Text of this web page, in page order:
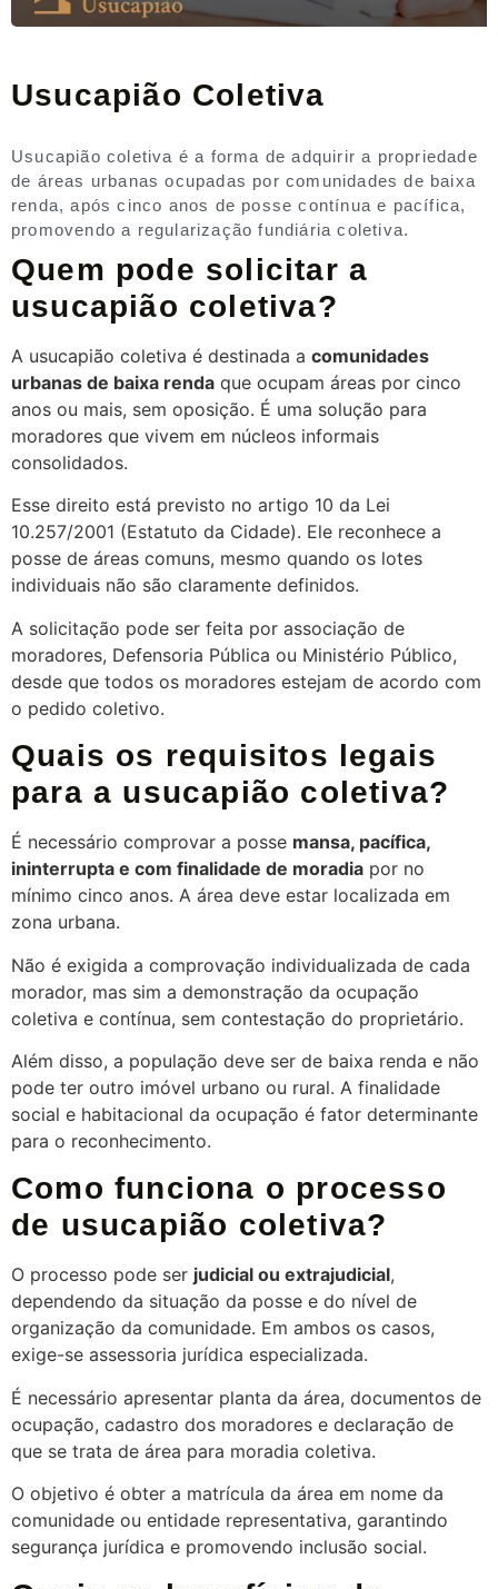
Usucapião Coletiva
Usucapião coletiva é a forma de adquirir a propriedade
de áreas urbanas ocupadas por comunidades de baixa
renda, após cinco anos de posse contínua e pacífica,
promovendo a regularização fundiária coletiva.
Quem pode solicitar a
usucapião coletiva?
A usucapião coletiva é destinada a comunidades
urbanas de baixa renda que ocupam áreas por cinco
anos ou mais, sem oposição. É uma solução para
moradores que vivem em núcleos informais
consolidados.
Esse direito está previsto no artigo 10 da Lei
10.257/2001 (Estatuto da Cidade). Ele reconhece a
posse de áreas comuns, mesmo quando os lotes
individuais não são claramente definidos.
A solicitação pode ser feita por associação de
moradores, Defensoria Pública ou Ministério Público,
desde que todos os moradores estejam de acordo com
o pedido coletivo.
Quais os requisitos legais
para a usucapião coletiva?
É necessário comprovar a posse mansa, pacífica,
ininterrupta e com finalidade de moradia por no
mínimo cinco anos. A área deve estar localizada em
zona urbana.
Não é exigida a comprovação individualizada de cada
morador, mas sim a demonstração da ocupação
coletiva e contínua, sem contestação do proprietário.
Além disso, a população deve ser de baixa renda e não
pode ter outro imóvel urbano ou rural. A finalidade
social e habitacional da ocupação é fator determinante
para o reconhecimento.
Como funciona o processo
de usucapião coletiva?
O processo pode ser judicial ou extrajudicial,
dependendo da situação da posse e do nível de
organização da comunidade. Em ambos os casos,
exige-se assessoria jurídica especializada.
É necessário apresentar planta da área, documentos de
ocupação, cadastro dos moradores e declaração de
que se trata de área para moradia coletiva.
O objetivo é obter a matrícula da área em nome da
comunidade ou entidade representativa, garantindo
segurança jurídica e promovendo inclusão social.